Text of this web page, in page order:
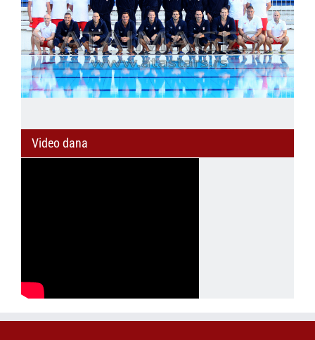
Video dana